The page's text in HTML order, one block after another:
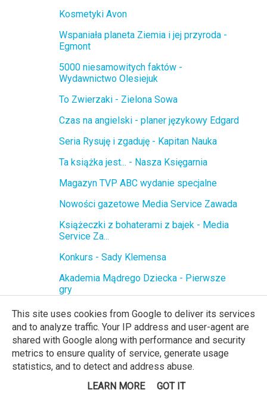
Kosmetyki Avon
Wspaniała planeta Ziemia i jej przyroda -
Egmont
5000 niesamowitych faktów -
Wydawnictwo Olesiejuk
To Zwierzaki - Zielona Sowa
Czas na angielski - planer językowy Edgard
Seria Rysuję i zgaduję - Kapitan Nauka
Ta książka jest... - Nasza Księgarnia
Magazyn TVP ABC wydanie specjalne
Nowości gazetowe Media Service Zawada
Książeczki z bohaterami z bajek - Media
Service Za...
Konkurs - Sady Klemensa
Akademia Mądrego Dziecka - Pierwsze
gry
►stycznia (15)
►2019(317)
►2018(106)
This site uses cookies from Google to deliver its services
and to analyze traffic. Your IP address and user-agent are
shared with Google along with performance and security
metrics to ensure quality of service, generate usage
statistics, and to detect and address abuse.
LEARN MORE
GOT IT